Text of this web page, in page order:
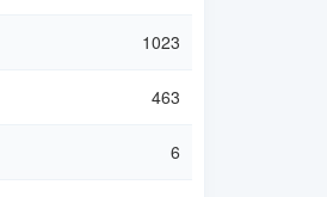
1023
463
6